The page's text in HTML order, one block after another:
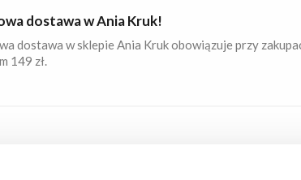
dostawa w Ania Kruk!
dostawa w sklepie Ania Kruk obowiązuje przy
149 zł.